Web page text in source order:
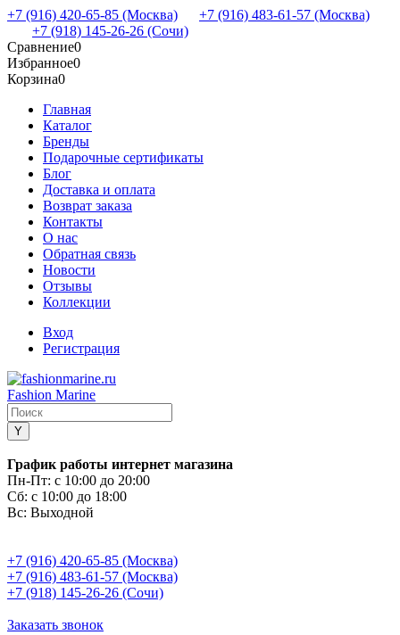
+7 (916) 420-65-85 (Москва)
+7 (916) 483-61-57 (Москва)
+7 (918) 145-26-26 (Сочи)
Сравнение0
Избранное0
Корзина0
Главная
Каталог
Бренды
Подарочные сертификаты
Блог
Доставка и оплата
Возврат заказа
Контакты
О нас
Обратная связь
Новости
Отзывы
Коллекции
Вход
Регистрация
Fashion Marine
График работы интернет магазина
Пн-Пт: с 10:00 до 20:00
Сб: с 10:00 до 18:00
Вс: Выходной
+7 (916) 420-65-85 (Москва)
+7 (916) 483-61-57 (Москва)
+7 (918) 145-26-26 (Сочи)
Заказать звонок